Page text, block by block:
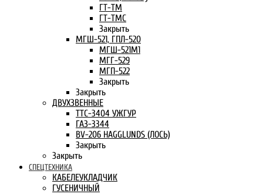
ГТ-ТМ
ГТ-ТМС
Закрыть
МГШ-521, ГПЛ-520
МГШ-521М1
МГГ-529
МГП-522
Закрыть
Закрыть
ДВУХЗВЕННЫЕ
ТТС-3404 УЖГУР
ГАЗ-3344
BV-206 HAGGLUNDS (ЛОСЬ)
Закрыть
Закрыть
СПЕЦТЕХНИКА
КАБЕЛЕУКЛАДЧИК
ГУСЕНИЧНЫЙ